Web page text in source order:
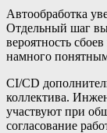
Автообработка
Отдельный шаг
вероятность
намного
CI/CD
коллектива.
участвуют при
согласование